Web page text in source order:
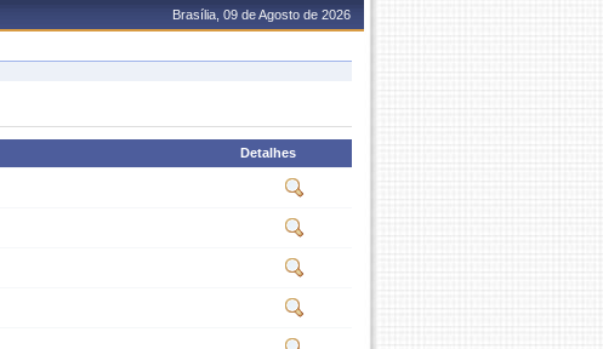
Brasília, 09 de Agosto de 2026
Detalhes